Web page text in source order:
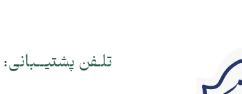
تلـفن پشتیــبانی: